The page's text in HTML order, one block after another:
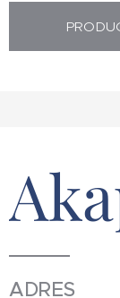
ADRES